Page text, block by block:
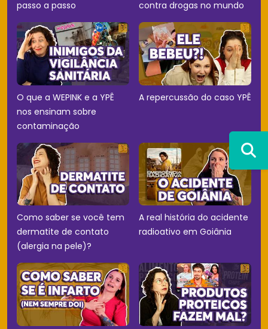
passo a passo contra drogas no mundo
O que a WEPINK e a YPÊ
nos ensinam sobre
contaminação
A repercussão do caso YPÊ
Como saber se você tem
dermatite de contato
(alergia na pele)?
A real história do acidente
radioativo em Goiânia